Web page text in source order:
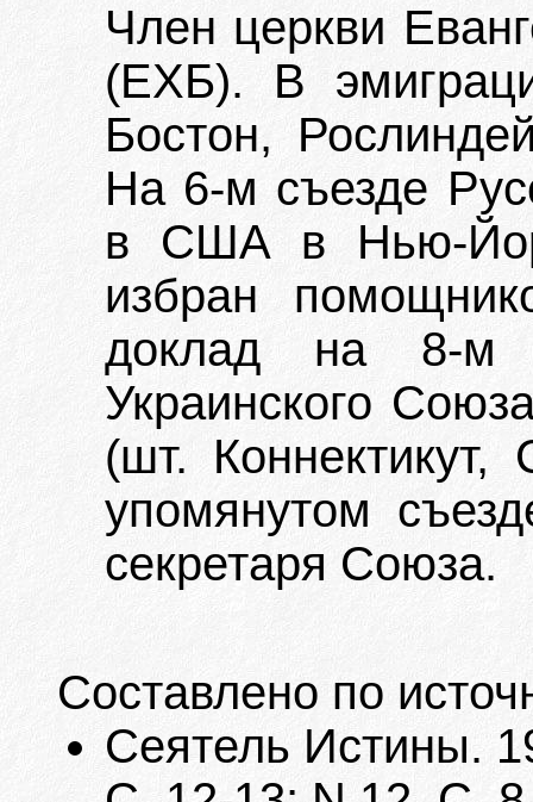
Член церкви
(ЕХБ). В
Бостон,
На 6-м съезде
в США в Нью-
избран
доклад на 8-м
Украинского
(шт.
упомянутом
секретаря Союза.
Составлено по
Сеятель Истины.